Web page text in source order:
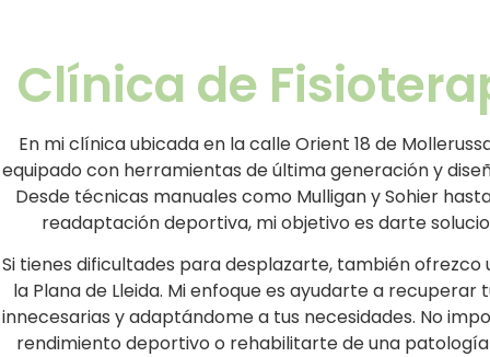
Clínica de
En mi clínica ubicada en la calle Orient 18 de
equipado con herramientas de última generación y
Desde técnicas manuales como Mulligan y Sohier
readaptación deportiva, mi objetivo es darte
Si tienes dificultades para desplazarte, también
la Plana de Lleida. Mi enfoque es ayudarte a
innecesarias y adaptándome a tus necesidades. No
rendimiento deportivo o rehabilitarte de una